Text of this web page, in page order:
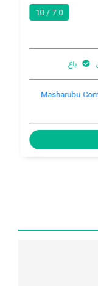
7.1 / 10
است
Jacaranda